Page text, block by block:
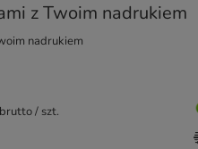
z Twoim nadrukiem
nadrukiem
brutto/ szt.